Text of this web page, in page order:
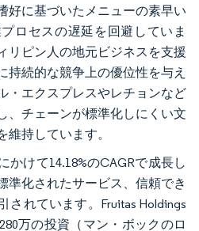
好に基づいたメニューの素早い
ロセスの遅延を回避していま
リピン人の地元ビジネスを支援
持続的な競争上の優位性を与え
・エクスプレスやレチョンなど
、チェーンが標準化しにくい文
持しています。
かけて14.18%のCAGRで成長し
準化されたサービス、信頼でき
されています。Fruitas Holdings
万の投資（マン・ボックのロ